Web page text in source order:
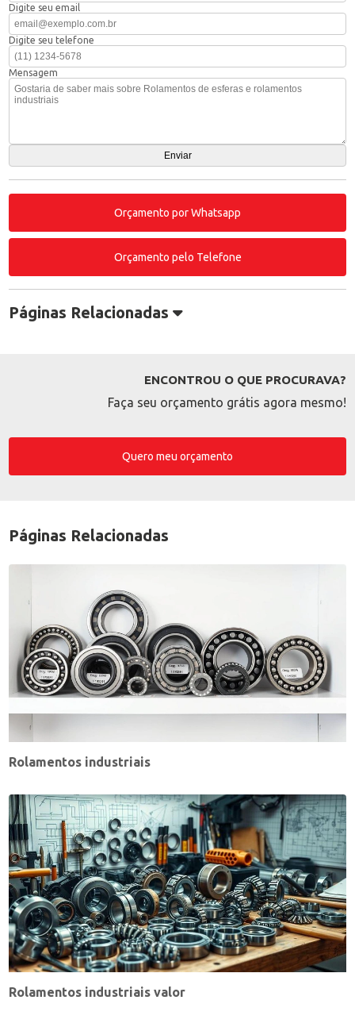
Digite seu email
Digite seu telefone
Mensagem
Orçamento por Whatsapp
Orçamento pelo Telefone
Páginas Relacionadas
ENCONTROU O QUE PROCURAVA?
Faça seu orçamento grátis agora mesmo!
Quero meu orçamento
Páginas Relacionadas
Rolamentos industriais
Rolamentos industriais valor